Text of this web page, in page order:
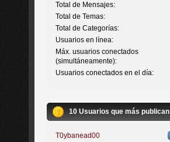
Total de Mensajes:
Total de Temas:
Total de Categorías:
Usuarios en línea:
Máx. usuarios conectados
(simultáneamente):
Usuarios conectados en el día:
10 Usuarios que más publican
T0ybanead00